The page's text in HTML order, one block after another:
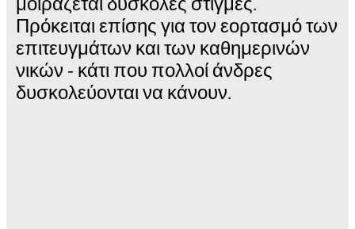
Πρόκειται επίσης για τον εορτασμό των
επιτευγμάτων και των καθημερινών
νικών - κάτι που πολλοί άνδρες
δυσκολεύονται να κάνουν.